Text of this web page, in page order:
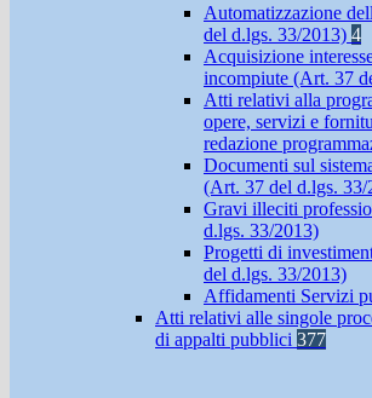
Automatizzazione
del d.lgs. 33/2013) 4
Acquisizione
incompiute (Art. 37
Atti relativi alla
opere, servizi e
redazione
Documenti sul
(Art. 37 del d.lgs. 33/
Gravi illeciti
d.lgs. 33/2013)
Progetti di
del d.lgs. 33/2013)
Affidamenti Servizi
Atti relativi alle singole
di appalti pubblici 377